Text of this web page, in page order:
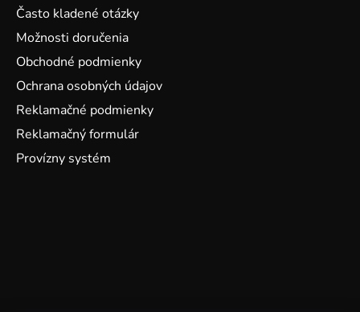
Často kladené otázky
Možnosti doručenia
Obchodné podmienky
Ochrana osobných údajov
Reklamačné podmienky
Reklamačný formulár
Provízny systém